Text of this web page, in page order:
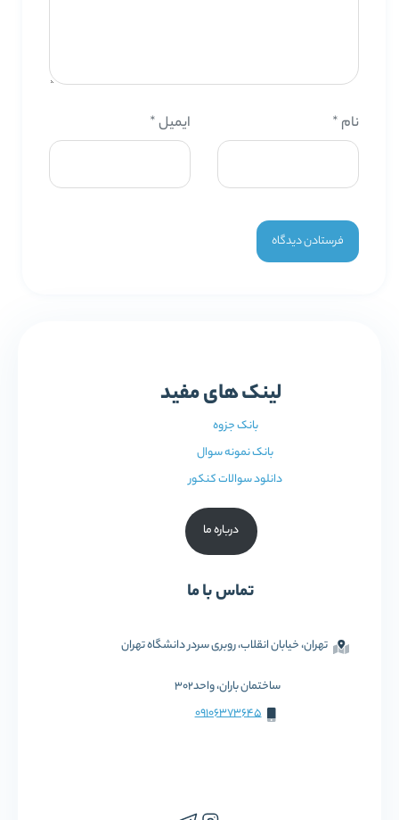
نام * ایمیل*
لینک های مفید
بانک جزوه
بانک نمونه سوال
دانلود سوالات کنکور
درباره ما
تماس با ما
تهران، خیابان انقلاب، روبری سردر دانشگاه تهران
ساختمان باران، واحد302
09106373645